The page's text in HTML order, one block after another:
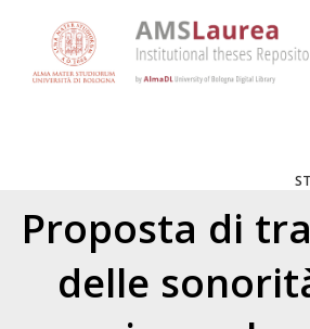
Proposta di
delle